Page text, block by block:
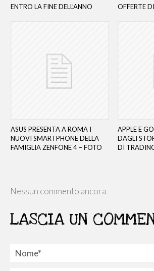
ENTRO LA FINE DELL’ANNO
OFFERTE
ASUS PRESENTA A ROMA I
NUOVI SMARTPHONE DELLA
FAMIGLIA ZENFONE 4 – FOTO
APPLE E
DAGLI
DI
Nessun commento ancora
LASCIA UN